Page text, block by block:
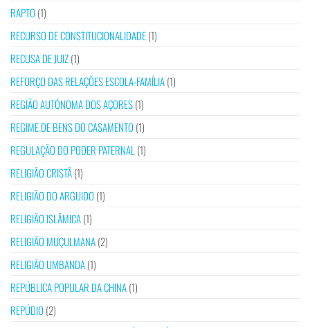
RAPTO (1)
RECURSO DE CONSTITUCIONALIDADE(1)
RECUSA DE JUIZ(1)
REFORÇO DAS RELAÇÕES ESCOLA-FAMÍLIA(1)
REGIÃO AUTÓNOMA DOS AÇORES(1)
REGIME DE BENS DO CASAMENTO (1)
REGULAÇÃO DO PODER PATERNAL (1)
RELIGIÃO CRISTÃ(1)
RELIGIÃO DO ARGUIDO (1)
RELIGIÃO ISLÂMICA(1)
RELIGIÃO MUÇULMANA(2)
RELIGIÃO UMBANDA(1)
REPÚBLICA POPULAR DA CHINA(1)
REPÚDIO (2)